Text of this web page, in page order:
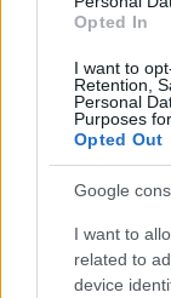
Opted In
I want to
Retention,
Personal
Purposes
Opted Out
Google
I want to
related to
device
Második kör.A
friss váltótagok
széthúzódott,
vannak pontok,
A sok futó
Nyomasztó. Az
látom, ahogy
leviszik az
frissíteni kéne.
ötszáz